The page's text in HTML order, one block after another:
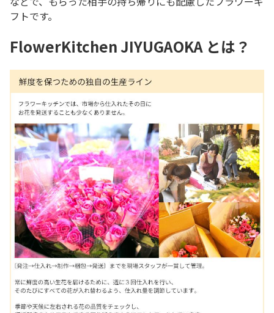
フトです。
FlowerKitchen JIYUGAOKA とは？